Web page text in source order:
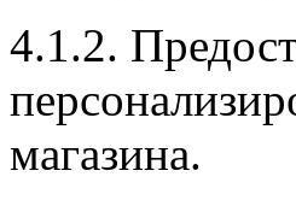
4.1.2.
магазина.